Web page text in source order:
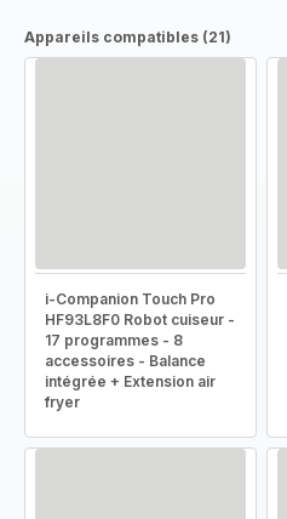
Appareils compatibles (21)
i-Companion Touch Pro
HF93L8F0 Robot cuiseur -
17 programmes - 8
accessoires - Balance
intégrée + Extension air
fryer